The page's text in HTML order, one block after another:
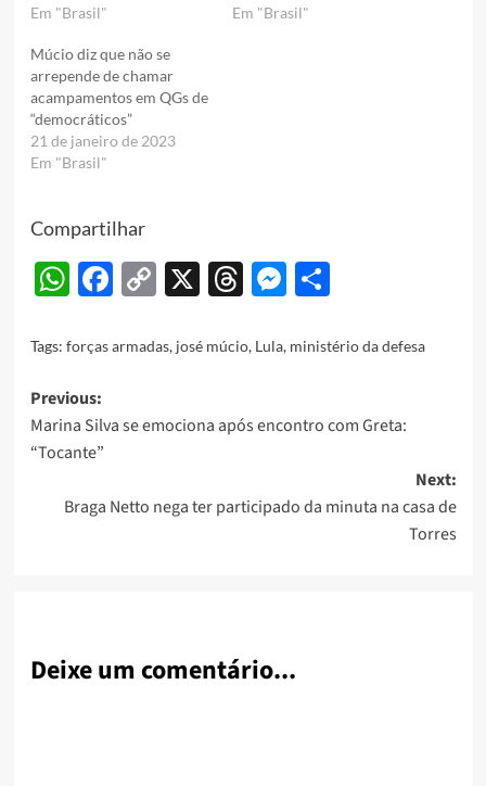
Em "Brasil"
Em "Brasil"
Múcio diz que não se
arrepende de chamar
acampamentos em QGs de
“democráticos”
21 de janeiro de 2023
Em "Brasil"
Compartilhar
WhatsApp
Facebook
Copy
X Threads
Messenger
Share
Tags: forças armadas, josé múcio, Lula, ministério da defesa
Post
navigation
Previous:
Marina Silva se emociona após encontro com Greta:
“Tocante”
Next:
Braga Netto nega ter participado da minuta na casa de
Torres
Deixe um comentário...